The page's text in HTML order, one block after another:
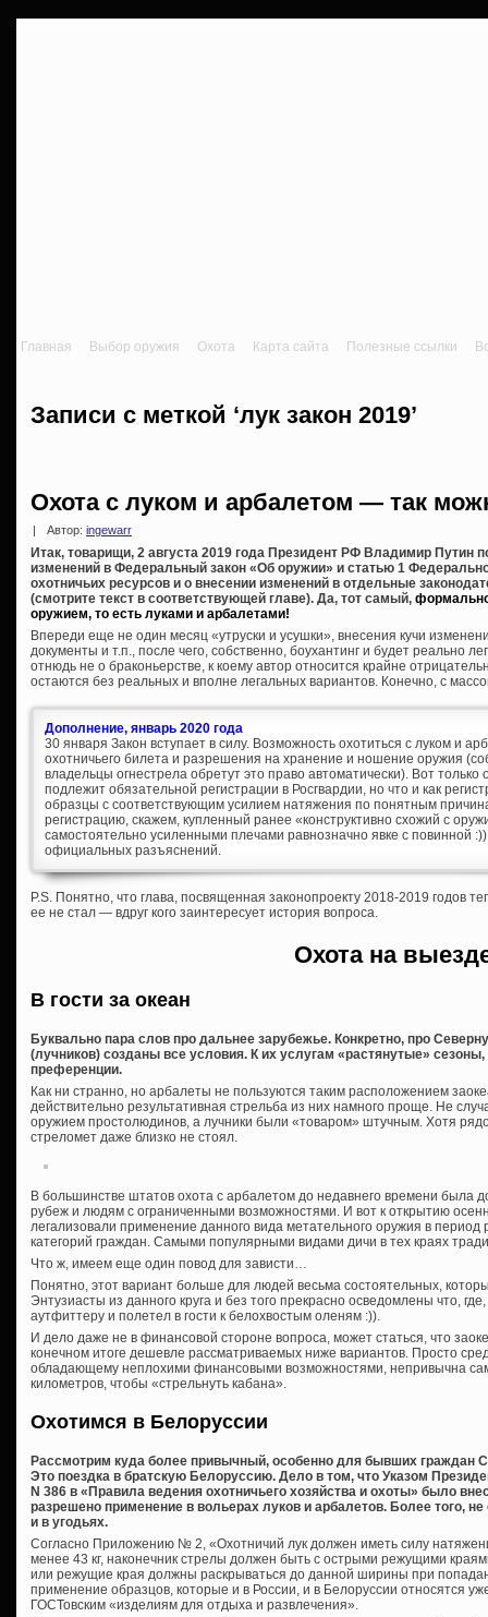
Главная Выбор оружия Охота Карта сайта Полезные ссылки
Записи с меткой ‘лук закон 2019’
Охота с луком и арбалетом — так
Автор: ingewarr
Итак, товарищи, 2 августа 2019 года Президент РФ Владимир
изменений в Федеральный закон «Об оружии» и статью 1
охотничьих ресурсов и о внесении изменений в отдельные
(смотрите текст в соответствующей главе). Да, тот самый,
оружием, то есть луками и арбалетами!
Впереди еще не один месяц «утруски и усушки», внесения кучи
документы и т.п., после чего, собственно, боухантинг и будет реально
отнюдь не о браконьерстве, к коему автор относится крайне
остаются без реальных и вполне легальных вариантов. Конечно, с
Дополнение, январь 2020 года
30 января Закон вступает в силу. Возможность охотиться с луком и
охотничьего билета и разрешения на хранение и ношение оружия
владельцы огнестрела обретут это право автоматически). Вот
подлежит обязательной регистрации в Росгвардии, но что и как
образцы с соответствующим усилием натяжения по понятным
регистрацию, скажем, купленный ранее «конструктивно схожий с
самостоятельно усиленными плечами равнозначно явке с повинной
официальных разъяснений.
P.S. Понятно, что глава, посвященная законопроекту 2018-2019 годов
ее не стал — вдруг кого заинтересует история вопроса.
Охота на
В гости за океан
Буквально пара слов про дальнее зарубежье. Конкретно, про
(лучников) созданы все условия. К их услугам «растянутые»
преференции.
Как ни странно, но арбалеты не пользуются таким расположением
действительно результативная стрельба из них намного проще. Не
оружием простолюдинов, а лучники были «товаром» штучным. Хотя
стреломет даже близко не стоял.
В большинстве штатов охота с арбалетом до недавнего времени была
рубеж и людям с ограниченными возможностями. И вот к открытию
легализовали применение данного вида метательного оружия в
категорий граждан. Самыми популярными видами дичи в тех краях
Что ж, имеем еще один повод для зависти…
Понятно, этот вариант больше для людей весьма состоятельных,
Энтузиасты из данного круга и без того прекрасно осведомлены что,
аутфиттеру и полетел в гости к белохвостым оленям :)).
И дело даже не в финансовой стороне вопроса, может статься, что
конечном итоге дешевле рассматриваемых ниже вариантов. Просто
обладающему неплохими финансовыми возможностями, непривычна
километров, чтобы «стрельнуть кабана».
Охотимся в Белоруссии
Рассмотрим куда более привычный, особенно для бывших граждан
Это поездка в братскую Белоруссию. Дело в том, что Указом
N 386 в «Правила ведения охотничьего хозяйства и охоты» было
разрешено применение в вольерах луков и арбалетов. Более того,
и в угодьях.
Согласно Приложению № 2, «Охотничий лук должен иметь силу
менее 43 кг, наконечник стрелы должен быть с острыми режущими
или режущие края должны раскрываться до данной ширины при
применение образцов, которые и в России, и в Белоруссии относятся
ГОСТовским «изделиям для отдыха и развлечения».